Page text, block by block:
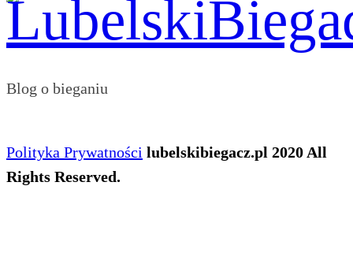
Blog o bieganiu
Polityka Prywatności lubelskibiegacz.pl 2020 All
Rights Reserved.